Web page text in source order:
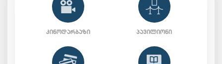
ᲙᲘᲜᲝᲓᲐᲠᲑᲐᲖᲘ ᲞᲐᲕᲘᲚᲘᲝᲜᲘ